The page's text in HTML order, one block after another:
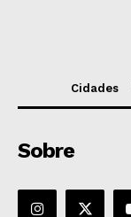
Cidades
Sobre